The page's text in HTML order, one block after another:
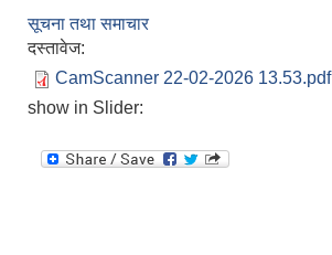
सूचना तथा समाचार
दस्तावेज:
CamScanner 22-02-2026 13.53.pdf
show in Slider: